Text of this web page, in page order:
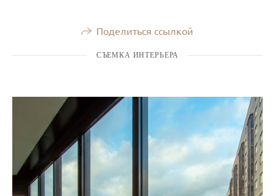
Поделиться ссылкой
СЪЕМКА ИНТЕРЬЕРА